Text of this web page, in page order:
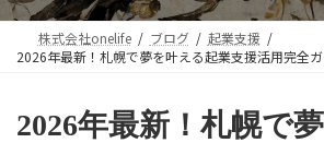
株式会社onelife ブログ
起業支援
2026年最新！札幌で夢を叶える起業支援活用完全
2026年最新！札幌で